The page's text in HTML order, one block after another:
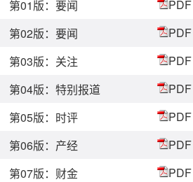
第01版：要闻
PDF
第02版：要闻
PDF
第03版：关注
PDF
第04版：特别报道
PDF
第05版：时评
PDF
第06版：产经
PDF
第07版：财金
PDF